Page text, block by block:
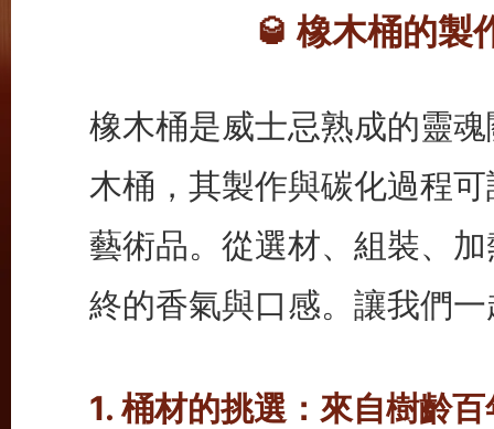
🥃 橡木桶的製
橡木桶是威士忌熟成的靈
木桶，其製作與碳化過程
藝術品。從選材、組裝、
終的香氣與口感。讓我們
1. 桶材的挑選：來自樹齡